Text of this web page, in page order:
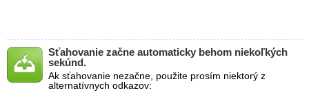
Sťahovanie začne automaticky behom niekoľkých
sekúnd.
Ak sťahovanie nezačne, použite prosím niektorý z
alternatívnych odkazov: